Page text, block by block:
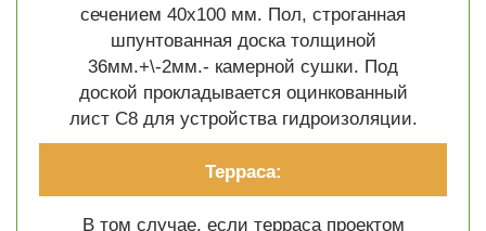
сечением 40х100 мм. Пол, строганная
шпунтованная доска толщиной
36мм.+\-2мм.- камерной сушки. Под
доской прокладывается оцинкованный
лист C8 для устройства гидроизоляции.
Терраса:
В том случае, если терраса проектом